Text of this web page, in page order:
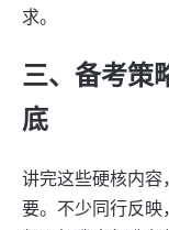
求。
三、备考策
底
讲完这些硬核内容
要。不少同行反映